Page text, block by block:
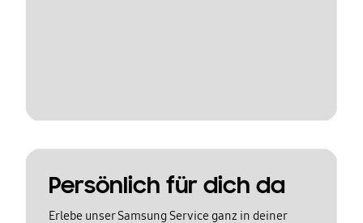
Persönlich für dich da
Erlebe unser Samsung Service ganz in deiner